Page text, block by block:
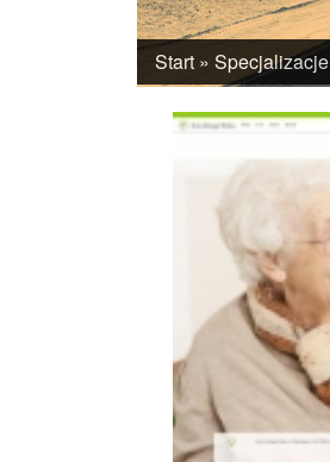
Start » Specjalizacje